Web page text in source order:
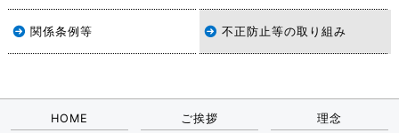
関係条例等 不正防止等の取り組み
HOME ご挨拶
理念